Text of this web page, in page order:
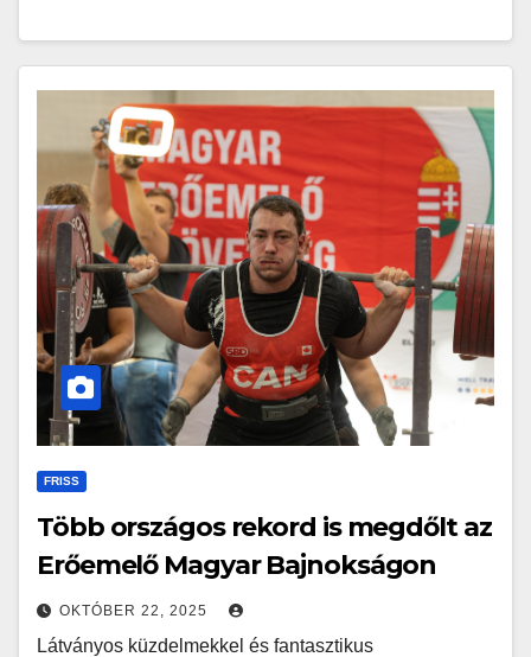
FRISS
Több országos rekord is megdőlt az
Erőemelő Magyar Bajnokságon
OKTÓBER 22, 2025
Látványos küzdelmekkel és fantasztikus